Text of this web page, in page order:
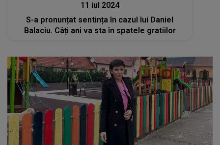
11 iul 2024
S-a pronunțat sentința în cazul lui Daniel
Balaciu. Câți ani va sta în spatele gratiilor